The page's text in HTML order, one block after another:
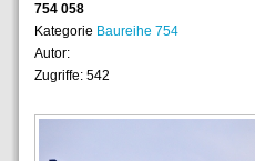
754 058
Kategorie Baureihe 754
Autor:
Zugriffe: 542